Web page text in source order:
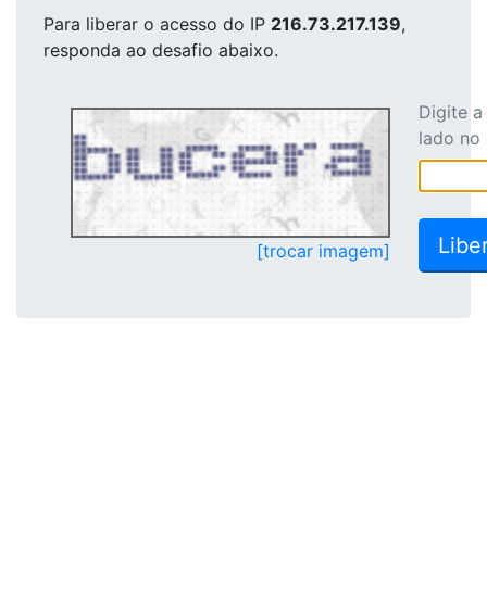
Para liberar o acesso do IP 216.73.217.139,
responda ao desafio abaixo.
[trocar imagem]
Digite
lado no